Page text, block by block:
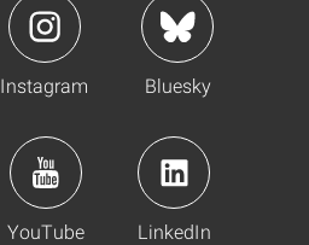
Instagram Bluesky
YouTube LinkedIn